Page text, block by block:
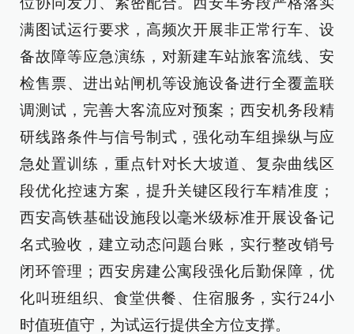
满图试运行要求，高频次开展非正常行车、设
备故障等应急演练，对新建车站旅客流线、安
检售票、进出站闸机等设施设备进行全覆盖联
调测试，完善大客流应对预案；西安机务段精
研线路条件与信号制式，强化动车组操纵与应
急处置训练，重点针对长大坡道、复杂曲线区
段优化控速方案，提升关键区段行车精准度；
西安高铁基础设施段以毫米级标准开展设备记
名式验收，建立动态问题台账，实行整改销号
闭环管理；西安房建公寓段强化后勤保障，优
化叫班组织、食堂供餐、住宿服务，实行24小
时值班值守，为试运行提供全方位支撑。